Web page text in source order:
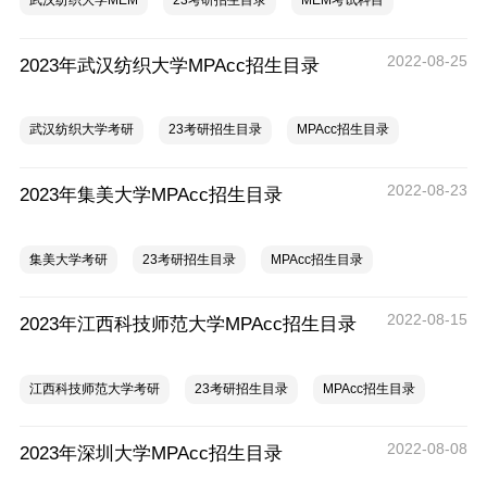
2023年武汉纺织大学MPAcc招生目录 2022-08-25
武汉纺织大学考研 23考研招生目录 MPAcc招生目录
2023年集美大学MPAcc招生目录 2022-08-23
集美大学考研 23考研招生目录 MPAcc招生目录
2023年江西科技师范大学MPAcc招生目录 2022-08-15
江西科技师范大学考研 23考研招生目录 MPAcc招生目录
2023年深圳大学MPAcc招生目录 2022-08-08